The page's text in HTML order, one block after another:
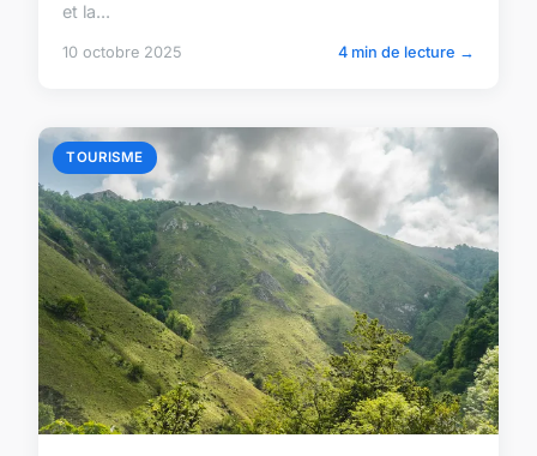
et la...
10 octobre 2025 4 min de lecture →
TOURISME